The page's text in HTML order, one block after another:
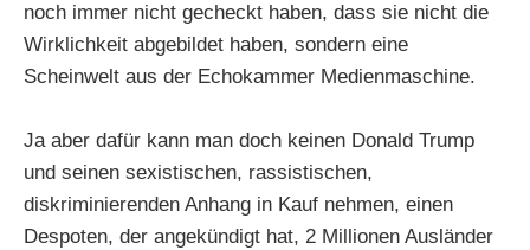
noch immer nicht gecheckt haben, dass sie nicht die
Wirklichkeit abgebildet haben, sondern eine
Scheinwelt aus der Echokammer Medienmaschine.
Ja aber dafür kann man doch keinen Donald Trump
und seinen sexistischen, rassistischen,
diskriminierenden Anhang in Kauf nehmen, einen
Despoten, der angekündigt hat, 2 Millionen Ausländer